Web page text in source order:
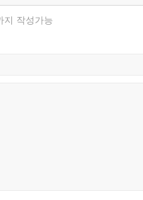
지 작성가능